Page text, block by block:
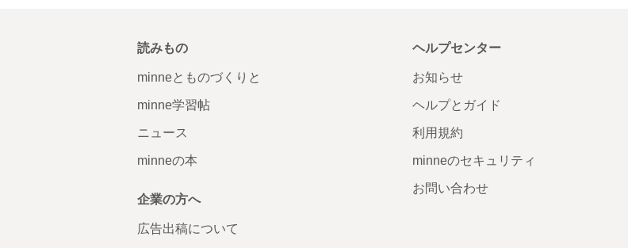
読みもの
minneとものづくりと
minne学習帖
ニュース
minneの本
企業の方へ
広告出稿について
ヘルプセンター
お知らせ
ヘルプとガイド
利用規約
minneのセキュリティ
お問い合わせ